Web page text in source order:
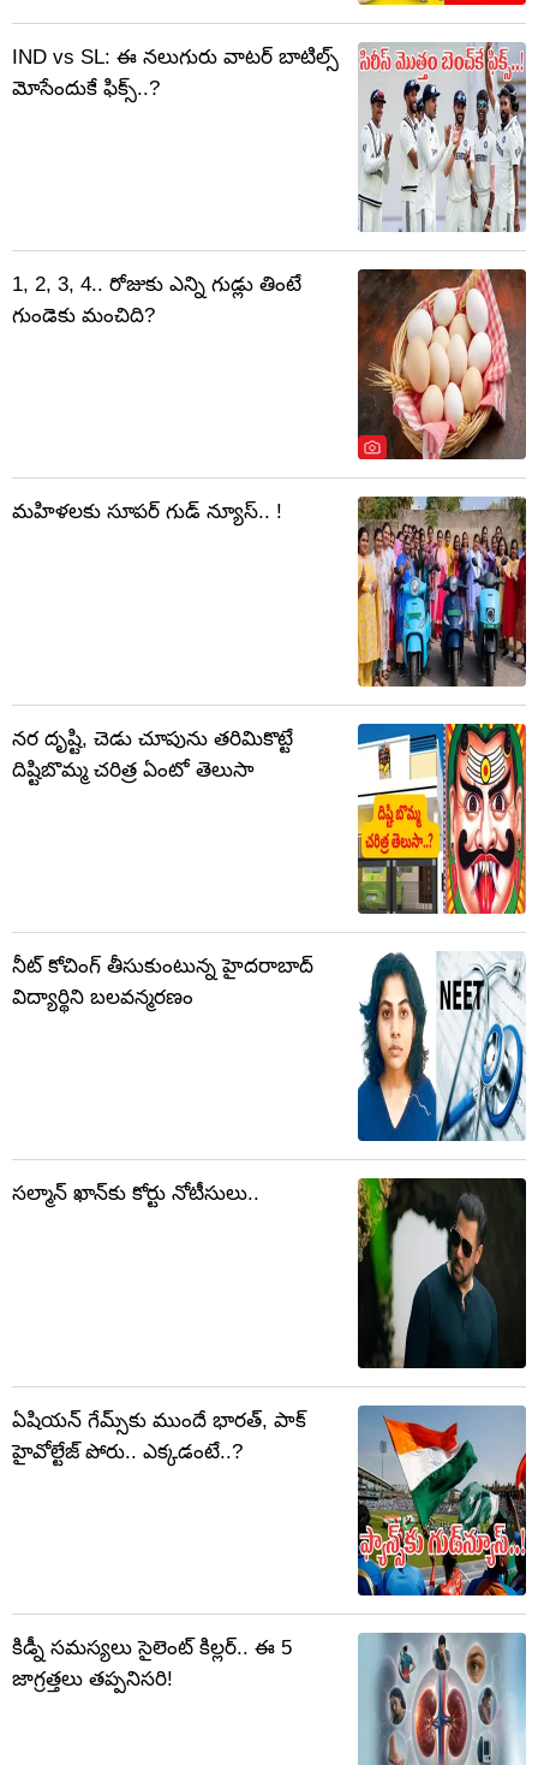
IND vs SL: ఈ నలుగురు వాటర్ బాటిల్స్
మోసేందుకే ఫిక్స్..?
1, 2, 3, 4.. రోజుకు ఎన్ని గుడ్లు తింటే
గుండెకు మంచిది?
మహిళలకు సూపర్ గుడ్ న్యూస్.. !
నర దృష్టి, చెడు చూపును తరిమికొట్టే
దిష్టిబొమ్మ చరిత్ర ఏంటో తెలుసా
నీట్ కోచింగ్ తీసుకుంటున్న హైదరాబాద్
విద్యార్థిని బలవన్మరణం
సల్మాన్ ఖాన్‏కు కోర్టు నోటీసులు..
ఏషియన్ గేమ్స్‌కు ముందే భారత్, పాక్
హైవోల్టేజ్ పోరు.. ఎక్కడంటే..?
కిడ్నీ సమస్యలు సైలెంట్ కిల్లర్.. ఈ 5
జాగ్రత్తలు తప్పనిసరి!